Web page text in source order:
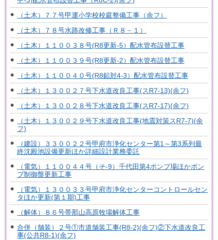
（土木）７７号甲運小学校校庭整備工事（余フ）
（土木）７８号水路改修工事（Ｒ８－１）
（土木）１１００３８号(R8更新-5）配水管布設替工事
（土木）１１００３９号(R8更新-2）配水管布設替工事
（土木）１１００４０号(R8鉛対4-3）配水管布設替工事
（土木）１３００２７号下水道改良工事(スR7-13)(余フ)
（土木）１３００２８号下水道改良工事(スR7-17)(余フ)
（土木）１３００２９号下水道改良工事(地震対策スR7-7)(余
フ)
（建設）３３００２２号甲府市浄化センター第1～第3系列最
終沈殿池設備更新ほか詳細設計業務委託
（電気）１１００４４号（そ-9）千代田第4ポンプ場ほかポン
プ制御盤更新工事
（電気）１３００３３号甲府市浄化センターコントロールセン
タほか更新(第１期)工事
（解体）８６号帯那山高原牧場解体工事
合併（舗装）２号①市道舗装工事(R8-2)(余フ)②下水道改良工
事(公共R8-1)(余フ)